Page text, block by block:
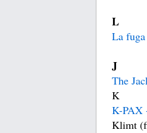
L
La
J
The
K
K-PAX
Klimt